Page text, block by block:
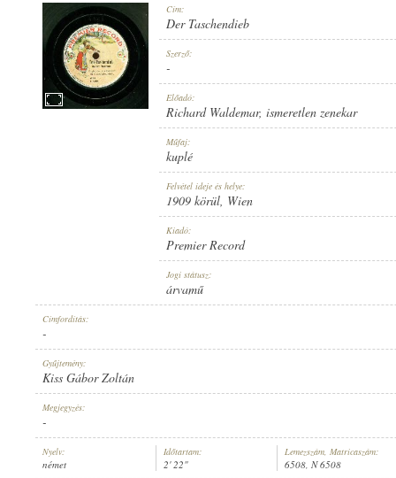
KUPLÉ
1909 KÖRÜL
LEMEZSZÁM:
Cím:
Der Taschendieb
Szerző:
-
Előadó:
Richard Waldemar, ismeretlen zenekar
Műfaj:
kuplé
Felvétel ideje és helye:
1909 körül, Wien
Kiadó:
Premier Record
Jogi státusz:
árvamű
Címfordítás:
-
Gyűjtemény:
Kiss Gábor Zoltán
Megjegyzés:
-
Nyelv:
német
Időtartam:
2' 22"
Lemezszám, Matricaszám:
6508, N 6508